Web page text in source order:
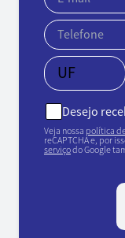
Desejo
Veja nossa política
reCAPTCHA e, por
serviçodo Google